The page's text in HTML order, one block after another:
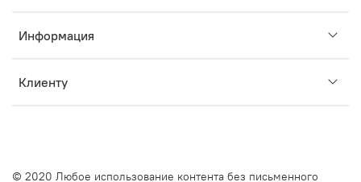
Информация
Клиенту
© 2020 Любое использование контента без письменного